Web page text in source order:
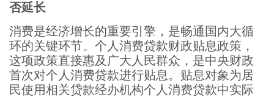
否延长
消费是经济增长的重要引擎，是畅通国内大循
环的关键环节。个人消费贷款财政贴息政策，
这项政策直接惠及广大人民群众，是中央财政
首次对个人消费贷款进行贴息。贴息对象为居
民使用相关贷款经办机构个人消费贷款中实际